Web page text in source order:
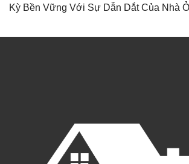
Kỳ Bền Vững Với Sự Dẫn Dắt Của Nhà